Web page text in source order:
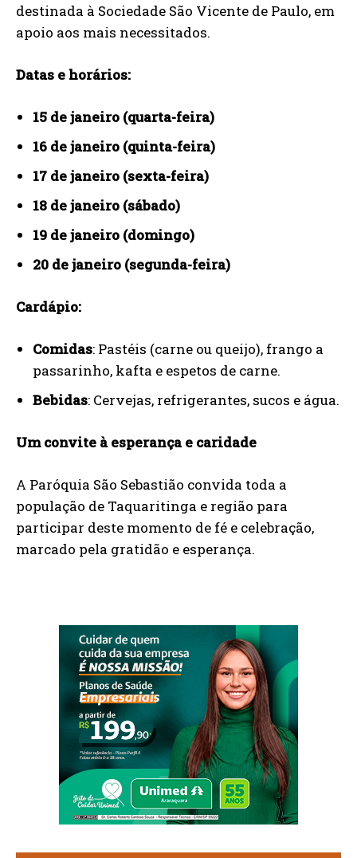
destinada à Sociedade São Vicente de Paulo, em
apoio aos mais necessitados.
Datas e horários:
15 de janeiro (quarta-feira)
16 de janeiro (quinta-feira)
17 de janeiro (sexta-feira)
18 de janeiro (sábado)
19 de janeiro (domingo)
20 de janeiro (segunda-feira)
Cardápio:
Comidas: Pastéis (carne ou queijo), frango a
passarinho, kafta e espetos de carne.
Bebidas: Cervejas, refrigerantes, sucos e água.
Um convite à esperança e caridade
A Paróquia São Sebastião convida toda a
população de Taquaritinga e região para
participar deste momento de fé e celebração,
marcado pela gratidão e esperança.